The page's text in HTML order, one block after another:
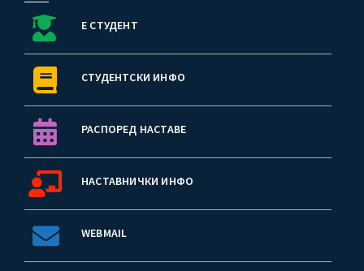
Е СТУДЕНТ
СТУДЕНТСКИ ИНФО
РАСПОРЕД НАСТАВЕ
НАСТАВНИЧКИ ИНФО
WEBMAIL